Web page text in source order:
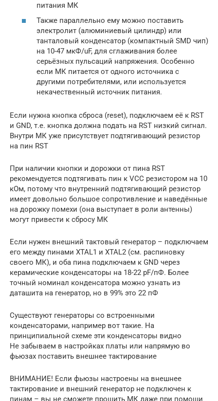
питания МК
Также параллельно ему можно поставить
электролит (алюминиевый цилиндр) или
танталовый конденсатор (компактный SMD чип)
на 10-47 мкФ/uF, для сглаживания более
серьёзных пульсаций напряжения. Особенно
если МК питается от одного источника с
другими потребителями, или используется
некачественный источник питания.
Если нужна кнопка сброса (reset), подключаем её к RST
и GND, т.е. кнопка должна подать на RST низкий сигнал.
Внутри МК уже присутствует подтягивающий резистор
на пин RST
При наличии кнопки и дорожки от пина RST
рекомендуется подтягивать пин к VCC резистором на 10
кОм, потому что внутренний подтягивающий резистор
имеет довольно большое сопротивление и наведённые
на дорожку помехи (она выступает в роли антенны)
могут привести к сбросу МК
Если нужен внешний тактовый генератор – подключаем
его между пинами XTAL1 и XTAL2 (см. распиновку
своего МК), и оба пина подключаем к GND через
керамические конденсаторы на 18-22 pF/пФ. Более
точный номинал конденсатора можно узнать из
даташита на генератор, но в 99% это 22 пФ
Существуют генераторы со встроенными
конденсаторами, например вот такие. На
принципиальной схеме эти конденсаторы видно
Не забываем в настройках платы или напрямую во
фьюзах поставить внешнее тактирование
ВНИМАНИЕ! Если фьюзы настроены на внешнее
тактирование и внешний генератор не подключен к
пинам – вы не сможете прошить МК даже при помощи